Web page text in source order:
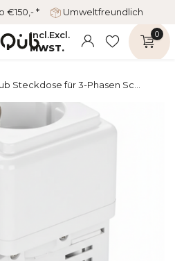
€150,- * Umweltfreundlich
Incl.Excl.
MWST.
0
Steckdose für 3-Phasen Sc...